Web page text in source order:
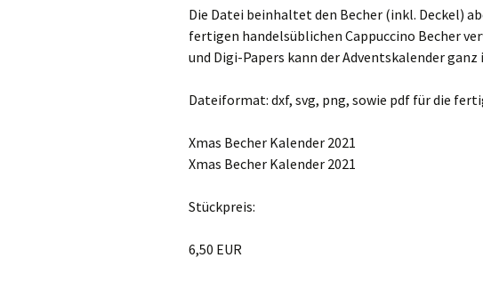
Die Datei beinhaltet den Becher (inkl. Deckel)
fertigen handelsüblichen Cappuccino Becher
und Digi-Papers kann der Adventskalender
Dateiformat: dxf, svg, png, sowie pdf für die
Xmas Becher Kalender 2021
Xmas Becher Kalender 2021
Stückpreis:
6,50 EUR